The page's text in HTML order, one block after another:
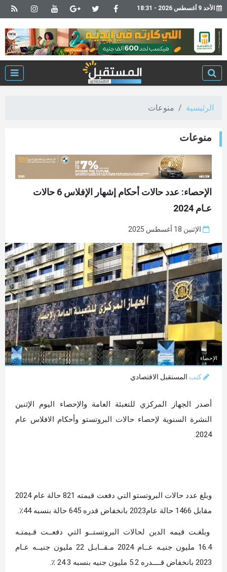
الأحد 9 أغسطس 2026 - 18:31
الرئيسية منوعات
منوعات
الإحصاء: عدد حالات أحكام إشهار الإفلاس 6 حالات
عـام 2024
الإثنين 18 أغسطس 2025
الإحصاء
كتب المستقبل الاقتصادي
أصدر الجهاز المركزي للتعبئة العامة والإحصاء اليوم الإثنين
النشرة السنوية لإحصاء حالات البروتستو وأحكام الافلاس عام
2024.
وبلغ عدد حالات البروتستو التي دفعت قيمته 821 حالة عام 2024
مقابل 1466 حالة عام2023 بانخفاض قدره 645 حالة بنسبه 44٪.
وبلغـت قيمه الدين لحالات البروتستــو التي دفعــت قـيمتـه
16.4 مليون جنيـه عــام 2024 مـقــابـل 22 مليون جنيــه عـام
2023 بانخفاض قــــدره 5.2 مليون جنيه بنسبه 24.3 ٪.